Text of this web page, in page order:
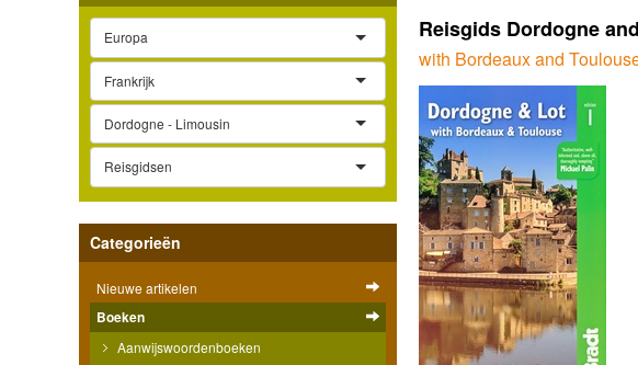
Europa
Frankrijk
Dordogne - Limousin
Reisgidsen
Categorieën
Nieuwe artikelen
Boeken
Aanwijswoordenboeken
Reisgids Dordogne
with Bordeaux and